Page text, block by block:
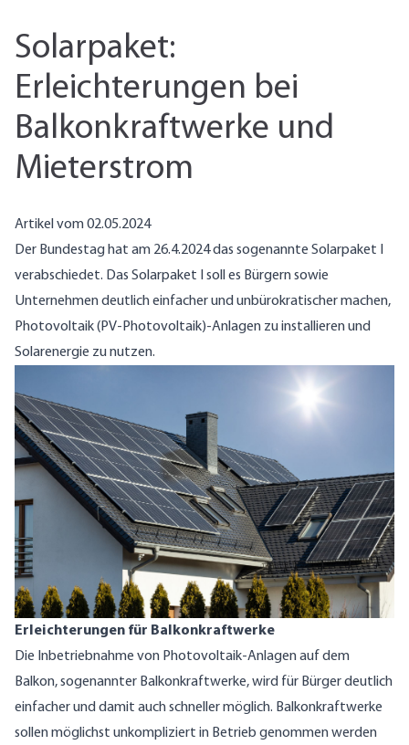
Solarpaket:
Erleichterungen bei
Balkonkraftwerke und
Mieterstrom
Artikel vom 02.05.2024
Der Bundestag hat am 26.4.2024 das sogenannte Solarpaket I
verabschiedet. Das Solarpaket I soll es Bürgern sowie
Unternehmen deutlich einfacher und unbürokratischer machen,
Photovoltaik (PV-Photovoltaik)-Anlagen zu installieren und
Solarenergie zu nutzen.
Erleichterungen für Balkonkraftwerke
Die Inbetriebnahme von Photovoltaik-Anlagen auf dem
Balkon, sogenannter Balkonkraftwerke, wird für Bürger deutlich
einfacher und damit auch schneller möglich. Balkonkraftwerke
sollen möglichst unkompliziert in Betrieb genommen werden